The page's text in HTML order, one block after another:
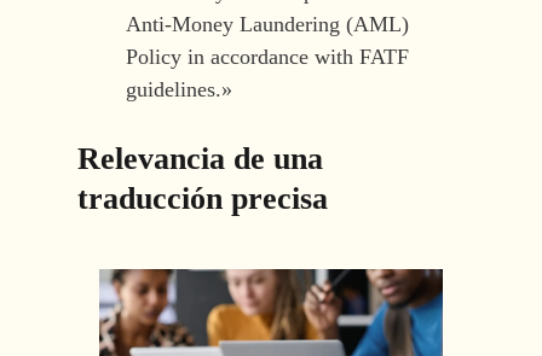
Anti-Money Laundering (AML)
Policy in accordance with FATF
guidelines.»
Relevancia de una
traducción precisa